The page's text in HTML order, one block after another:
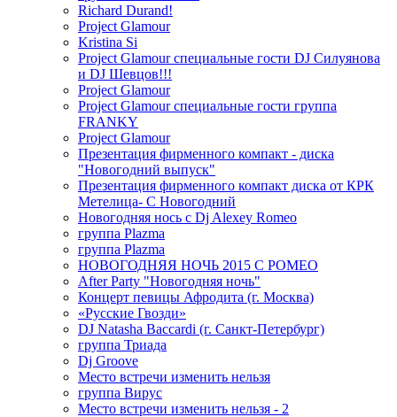
Richard Durand!
Project Glamour
Kristina Si
Project Glamour специальные гости DJ Силуянова
и DJ Шевцов!!!
Project Glamour
Project Glamour специальные гости группа
FRANKY
Project Glamour
Презентация фирменного компакт - диска
"Новогодний выпуск"
Презентация фирменного компакт диска от КРК
Метелица- С Новогодний
Новогодняя нось с Dj Alexey Romeo
группа Plazma
группа Plazma
НОВОГОДНЯЯ НОЧЬ 2015 C РОМЕО
After Party "Новогодняя ночь"
Концерт певицы Афродита (г. Москва)
«Русские Гвозди»
DJ Natasha Baccardi (г. Санкт-Петербург)
группа Триада
Dj Groove
Место встречи изменить нельзя
группа Вирус
Место встречи изменить нельзя - 2